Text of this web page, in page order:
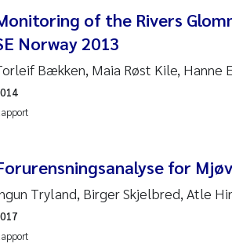
2011
2010
2008
2007
Øyvind Kaste
Christian Vogelsang
Sandra Stadniczenko
of the Rivers
Norway 2013
Bækken, Maia Røst Kile, Hanne
for
Tryland, Birger Skjelbred, Atle